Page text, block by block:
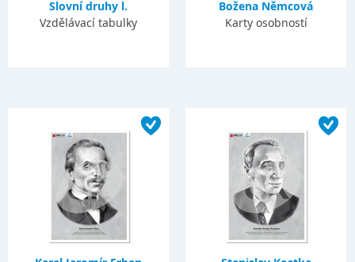
Slovní druhy l.
Vzdělávací tabulky
Božena Němcová
Karty osobností